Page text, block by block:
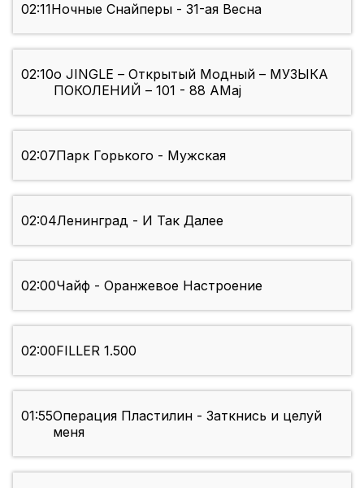
02:11Ночные Снайперы - 31-ая Весна
02:10o JINGLE – Открытый Модный – МУЗЫКА
ПОКОЛЕНИЙ – 101 - 88 AMaj
02:07Парк Горького - Мужская
02:04Ленинград - И Так Далее
02:00Чайф - Оранжевое Настроение
02:00FILLER 1.500
01:55Операция Пластилин - Заткнись и целуй
меня